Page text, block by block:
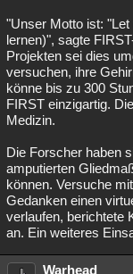
"Unser Motto ist:
lernen)", sagte
Projekten sei dies
versuchen, ihre
könne bis zu 300
FIRST einzigartig.
Medizin.
Die Forscher haben
amputierten
können. Versuche
Gedanken einen
verlaufen, berichtete
an. Ein weiteres
Warhead